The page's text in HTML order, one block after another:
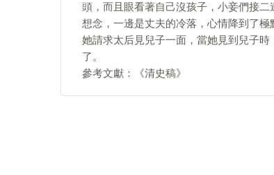
頭，而且眼看著自己沒孩子，小妾們接
想念，一邊是丈夫的冷落，心情降到了
她請求太后見兒子一面，當她見到兒子
了。
參考文獻：《清史稿》